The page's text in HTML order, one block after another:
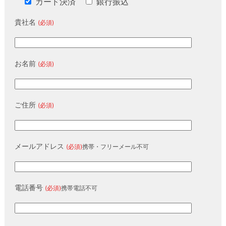
貴社名 (必須)
お名前 (必須)
ご住所 (必須)
メールアドレス (必須)携帯・フリーメール不可
電話番号 (必須)携帯電話不可